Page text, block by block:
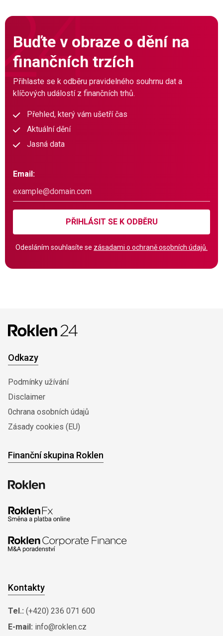
Buďte v obraze o dění na
finančních trzích
Přihlaste se k odběru pravidelného souhrnu dat a
klíčových událostí z finančních trhů.
Přehled, který vám ušetří čas
Aktuální dění
Jasná data
Email:
PŘIHLÁSIT SE K ODBĚRU
Odesláním souhlasíte se zásadami o ochraně osobních údajů.
Odkazy
Podmínky užívání
Disclaimer
0chrana osobních údajů
Zásady cookies (EU)
Finanční skupina Roklen
Kontakty
Tel.: (+420) 236 071 600
E-mail: info@roklen.cz